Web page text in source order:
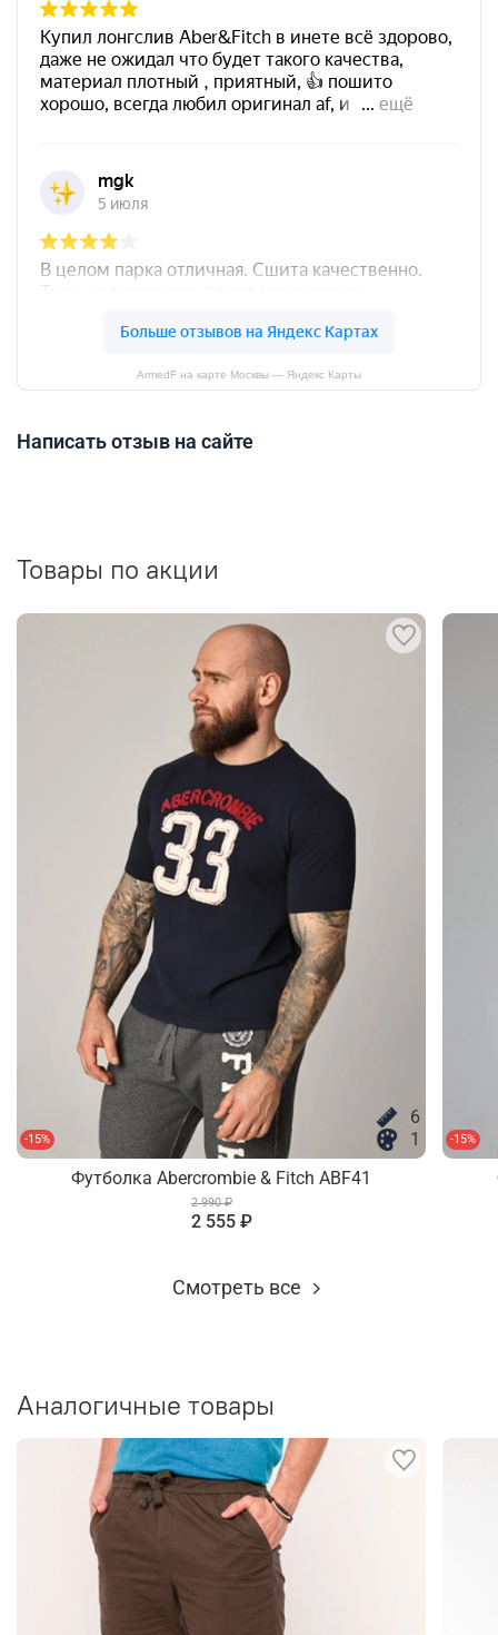
ArmedF на карте Москвы — Яндекс Карты
Написать отзыв на сайте
Товары по акции
-15%
6
1
Футболка Abercrombie & Fitch ABF41
2 990 ₽
2 555 ₽
-15%
Смотреть все
Аналогичные товары